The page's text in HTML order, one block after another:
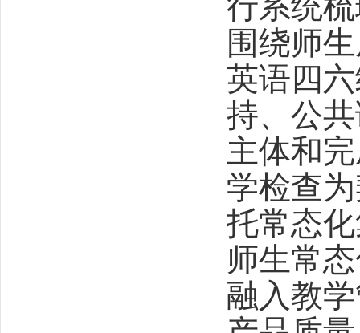
围绕师
英语四
持、公
主体和
学检查
托常态
师生常
融入教